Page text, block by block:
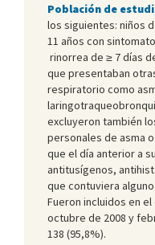
Población de
los siguientes: niños
11 años con
rinorrea de ≥ 7 días
que presentaban
respiratorio como
excluyeron también
personales de asma
que el día anterior a
antitusígenos,
que contuviera
Fueron incluidos en
octubre de 2008 y
138 (95,8%).